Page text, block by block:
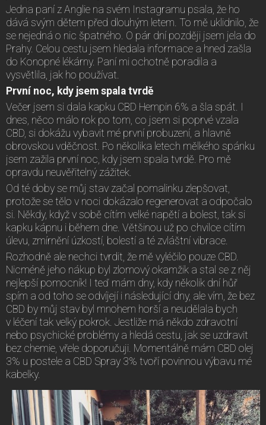
Jedna paní z Anglie na svém Instagramu psala, že ho
dává svým dětem před dlouhým letem. To mě uklidnilo, že
se nejedná o nic špatného. O pár dní později jsem jela do
Prahy. Celou cestu jsem hledala informace a hned zašla
do Konopné lékárny. Paní mi ochotně poradila a
vysvětlila, jak ho používat.
První noc, kdy jsem spala tvrdě
Večer jsem si dala kapku CBD Hempin 6% a šla spát. I
dnes, něco málo rok po tom, co jsem si poprvé vzala
CBD, si dokážu vybavit mé první probuzení, a hlavně
obrovskou vděčnost. Po několika letech mělkého spánku
jsem zažila první noc, kdy jsem spala tvrdě. Pro mě
opravdu neuvěřitelný zážitek.
Od té doby se můj stav začal pomalinku zlepšovat,
protože se tělo v noci dokázalo regenerovat a odpočalo
si. Někdy, když v sobě cítím velké napětí a bolest, tak si
kapku kápnu i během dne. Většinou už po chvilce cítím
úlevu, zmírnění úzkostí, bolestí a té zvláštní vibrace.
Rozhodně ale nechci tvrdit, že mě vyléčilo pouze CBD.
Nicméně jeho nákup byl zlomový okamžik a stal se z něj
nejlepší pomocník! I teď mám dny, kdy několik dní hůř
spím a od toho se odvíjejí i následující dny, ale vím, že bez
CBD by můj stav byl mnohem horší a neudělala bych
v léčení tak velký pokrok. Jestliže má někdo zdravotní
nebo psychické problémy a hledá cestu, jak se uzdravit
bez chemie, vřele doporučuji. Momentálně mám CBD olej
3% u postele a CBD Spray 3% tvoří povinnou výbavu mé
kabelky.